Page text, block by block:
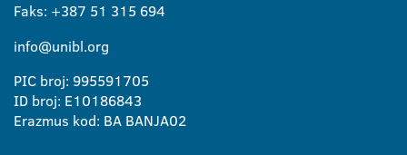
Faks: +387 51 315 694
info@unibl.org
PIC broj: 995591705
ID broj: E10186843
Erazmus kod: BA BANJA02